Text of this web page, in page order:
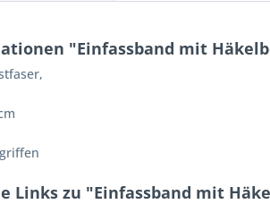
"Einfassband mit
Links zu "Einfassband mit